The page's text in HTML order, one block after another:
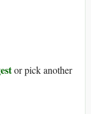
or pick another